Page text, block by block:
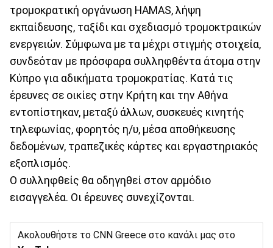
τρομοκρατική οργάνωση HAMAS, λήψη
εκπαίδευσης, ταξίδι και σχεδιασμό τρομοκτραικών
ενεργειών. Σύμφωνα με τα μέχρι στιγμής στοιχεία,
συνδεόταν με πρόσφαρα συλληφθέντα άτομα στην
Κύπρο για αδικήματα τρομοκρατίας. Κατά τις
έρευνες σε οικίες στην Κρήτη και την Αθήνα
εντοπίστηκαν, μεταξύ άλλων, συσκευές κινητής
τηλεφωνίας, φορητός η/υ, μέσα αποθήκευσης
δεδομένων, τραπεζικές κάρτες και εργαστηριακός
εξοπλισμός.
Ο συλληφθείς θα οδηγηθεί στον αρμόδιο
εισαγγελέα. Οι έρευνες συνεχίζονται.
Ακολουθήστε το CNN Greece στο κανάλι μας στο